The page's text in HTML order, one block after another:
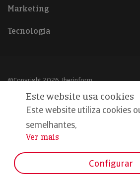
Marketing
Tecnologia
@Copyright 2026, Iberinform
Política de cookies
Declaração de privacidade
Compromisso qualidade e segurança
Este website usa cookies
Este website utiliza cookies
semelhantes,
...
Ver mais
Configurar